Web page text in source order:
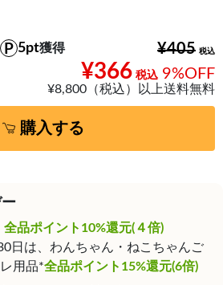
¥405
¥366 9%OFF
5pt獲得
¥8,800（税込）以上送料無料
購入する
全品ポイント10%還元(４倍)
日は、わんちゃん・ねこちゃんご
用品*全品ポイント15%還元(6倍)